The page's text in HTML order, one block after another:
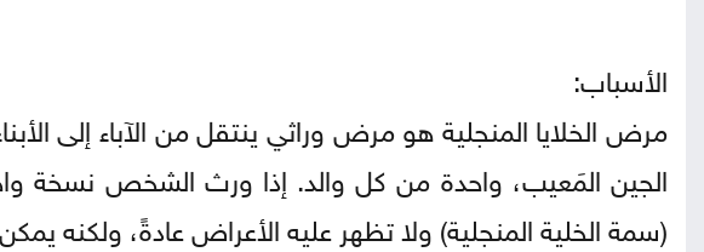
الأسباب:
مرض الخلايا المنجلية هو مرض وراثي ينتقل من الآباء إلى
الجين المَعيب، واحدة من كل والد. إذا ورث الشخص نسخة
(سمة الخلية المنجلية) ولا تظهر عليه الأعراض عادةً، ولكنه